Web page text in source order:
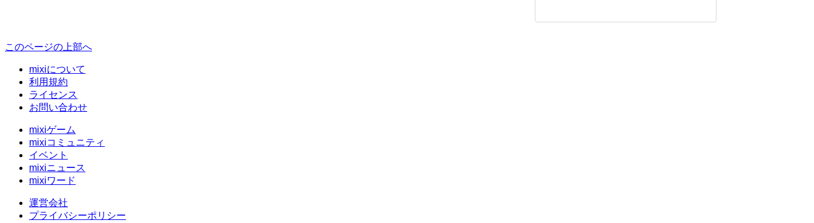
このページの上部へ
mixiについて
利用規約
ライセンス
お問い合わせ
mixiゲーム
mixiコミュニティ
イベント
mixiニュース
mixiワード
運営会社
プライバシーポリシー